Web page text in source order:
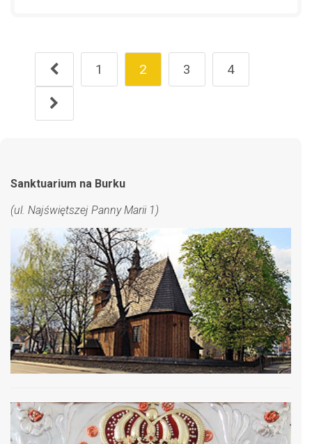
1 2 3 4
Sanktuarium na Burku
(ul. Najświętszej Panny Marii 1)